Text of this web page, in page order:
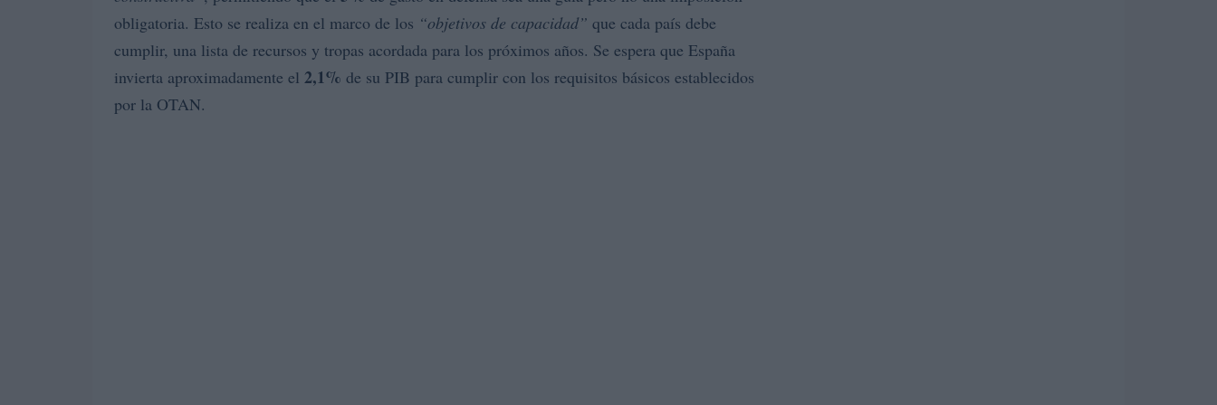
obligatoria. Esto se realiza en el marco de los “objetivos de capacidad” que cada país debe
cumplir, una lista de recursos y tropas acordada para los próximos años. Se espera que España
invierta aproximadamente el 2,1% de su PIB para cumplir con los requisitos básicos establecidos
por la OTAN.